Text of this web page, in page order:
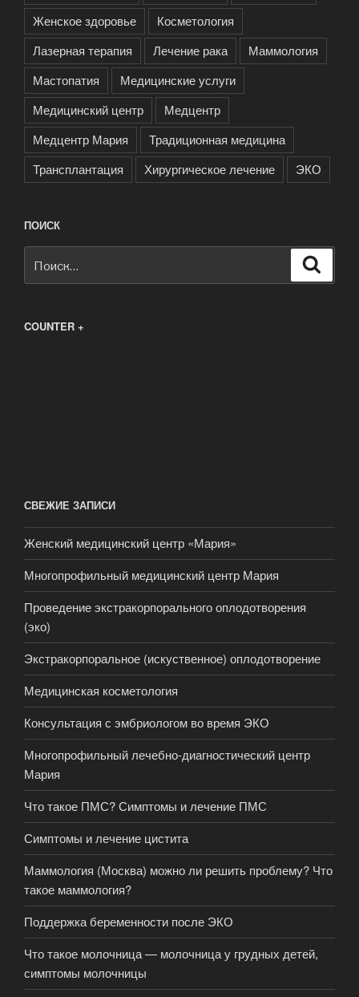
Женское здоровье
Косметология
Лазерная терапия
Лечение рака
Маммология
Мастопатия
Медицинские услуги
Медицинский центр
Медцентр
Медцентр Мария
Традиционная медицина
Трансплантация
Хирургическое лечение ЭКО
ПОИСК
COUNTER +
СВЕЖИЕ ЗАПИСИ
Женский медицинский центр «Мария»
Многопрофильный медицинский центр Мария
Проведение экстракорпорального оплодотворения
(эко)
Экстракорпоральное (искуственное) оплодотворение
Медицинская косметология
Консультация с эмбриологом во время ЭКО
Многопрофильный лечебно-диагностический центр
Мария
Что такое ПМС? Симптомы и лечение ПМС
Симптомы и лечение цистита
Маммология (Москва) можно ли решить проблему? Что
такое маммология?
Поддержка беременности после ЭКО
Что такое молочница — молочница у грудных детей,
симптомы молочницы